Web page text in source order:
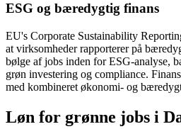
ESG og bæredygtig finans
EU's Corporate Sustainability
at virksomheder rapporterer på
bølge af jobs inden for ESG-analyse,
grøn investering og compliance.
med kombineret økonomi- og
Løn for grønne jobs i